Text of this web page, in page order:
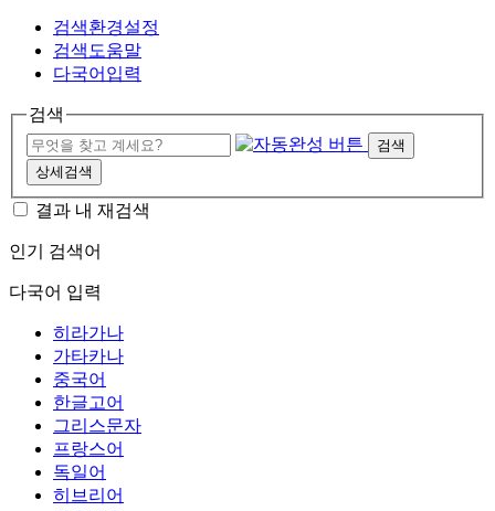
검색환경설정
검색도움말
다국어입력
검색
검색
상세검색
결과 내 재검색
인기 검색어
다국어 입력
히라가나
가타카나
중국어
한글고어
그리스문자
프랑스어
독일어
히브리어